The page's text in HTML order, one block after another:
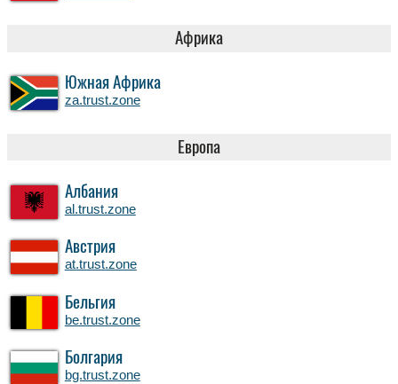
Африка
Южная Африка
za.trust.zone
Европа
Албания
al.trust.zone
Австрия
at.trust.zone
Бельгия
be.trust.zone
Болгария
bg.trust.zone